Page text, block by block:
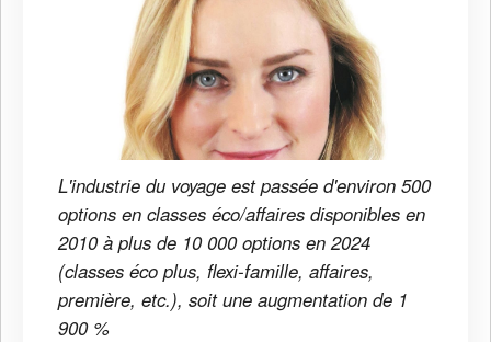
L'industrie du voyage est passée d'environ 500
options en classes éco/affaires disponibles en
2010 à plus de 10 000 options en 2024
(classes éco plus, flexi-famille, affaires,
première, etc.), soit une augmentation de 1
900 %